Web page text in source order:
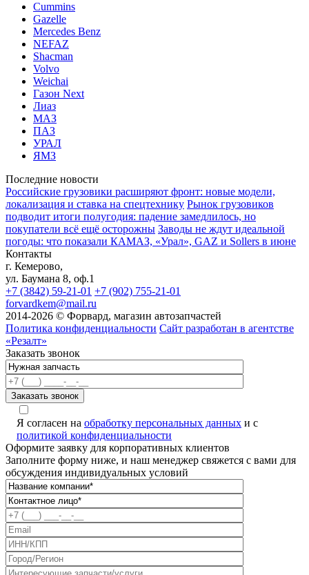
Cummins
Gazelle
Mercedes Benz
NEFAZ
Shacman
Volvo
Weichai
Газон Next
Лиаз
МАЗ
ПАЗ
УРАЛ
ЯМЗ
Последние новости
Российские грузовики расширяют фронт: новые модели,
локализация и ставка на спецтехнику Рынок грузовиков
подводит итоги полугодия: падение замедлилось, но
покупатели всё ещё осторожны Заводы не ждут идеальной
погоды: что показали КАМАЗ, «Урал», GAZ и Sollers в июне
Контакты
г. Кемерово,
ул. Баумана 8, оф.1
+7 (3842) 59-21-01 +7 (902) 755-21-01
forvardkem@mail.ru
2014-2026 © Форвард, магазин автозапчастей
Политика конфиденциальности Сайт разработан в агентстве
«Резалт»
Заказать звонок
Я согласен на обработку персональных данных и с
политикой конфиденциальности
Оформите заявку для корпоративных клиентов
Заполните форму ниже, и наш менеджер свяжется с вами для
обсуждения индивидуальных условий